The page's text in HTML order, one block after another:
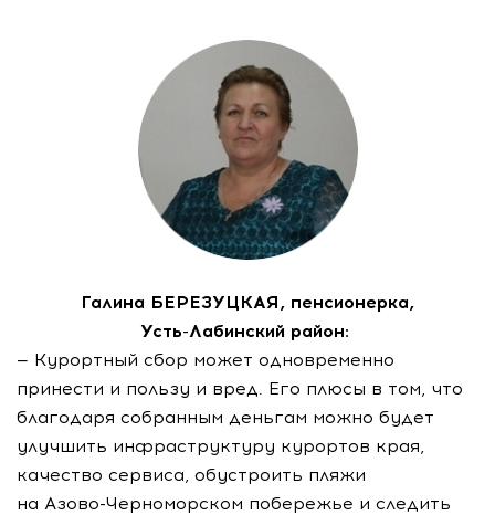
Галина БЕРЕЗУЦКАЯ, пенсионерка,
Усть-Лабинский район:
— Курортный сбор может одновременно
принести и пользу и вред. Его плюсы в том, что
благодаря собранным деньгам можно будет
улучшить инфраструктуру курортов края,
качество сервиса, обустроить пляжи
на Азово-Черноморском побережье и следить